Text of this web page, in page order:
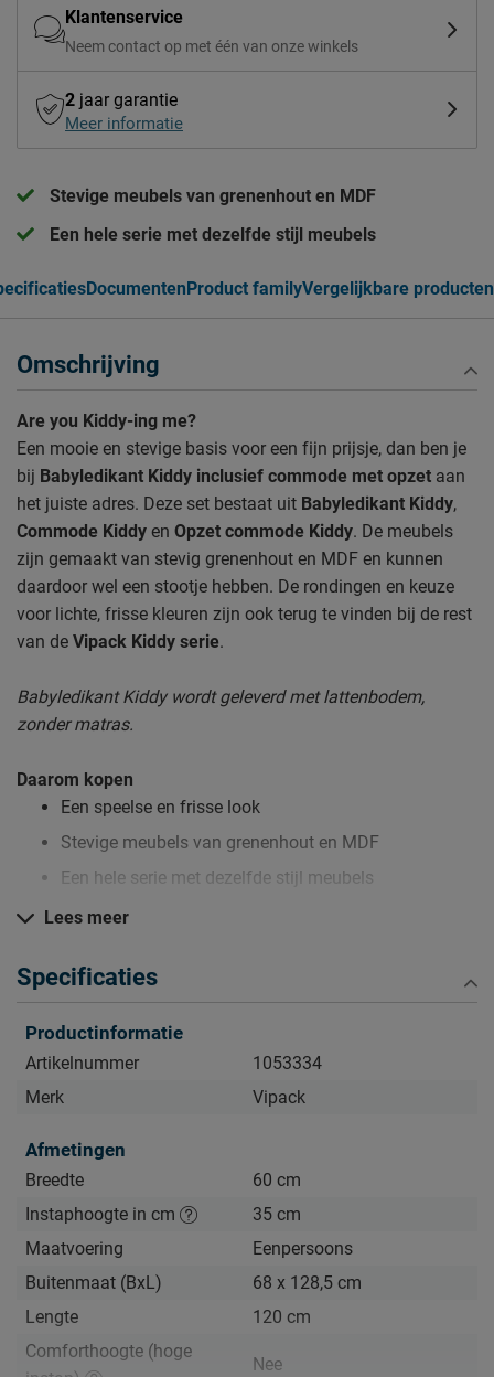
Klantenservice
Neem contact op met één van onze winkels
2 jaar garantie
Meer informatie
Stevige meubels van grenenhout en MDF
Een hele serie met dezelfde stijl meubels
DocumentenProduct familyVergelijkbare producten
Omschrijving
Are you Kiddy-ing me?
Een mooie en stevige basis voor een fijn prijsje, dan ben je
bij Babyledikant Kiddy inclusief commode met opzet aan
het juiste adres. Deze set bestaat uit Babyledikant Kiddy,
Commode Kiddy en Opzet commode Kiddy. De meubels
zijn gemaakt van stevig grenenhout en MDF en kunnen
daardoor wel een stootje hebben. De rondingen en keuze
voor lichte, frisse kleuren zijn ook terug te vinden bij de rest
van de Vipack Kiddy serie.
Babyledikant Kiddy wordt geleverd met lattenbodem,
zonder matras.
Daarom kopen
Een speelse en frisse look
Stevige meubels van grenenhout en MDF
Een hele serie met dezelfde stijl meubels
Kijk bij het kopje ‘Goed om te weten’ om alle tips & tricks te
zien.
Lees meer
Specificaties
Productinformatie
Artikelnummer
1053334
Merk
Vipack
Afmetingen
Breedte
60 cm
Instaphoogte in cm
35 cm
Maatvoering
Eenpersoons
Buitenmaat (BxL)
68 x 128,5 cm
Lengte
120 cm
Comforthoogte (hoge
Nee